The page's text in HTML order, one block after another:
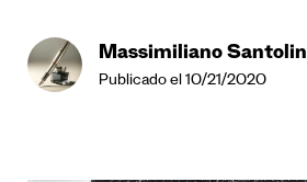
Massimiliano Santolin
Publicado el 10/21/2020